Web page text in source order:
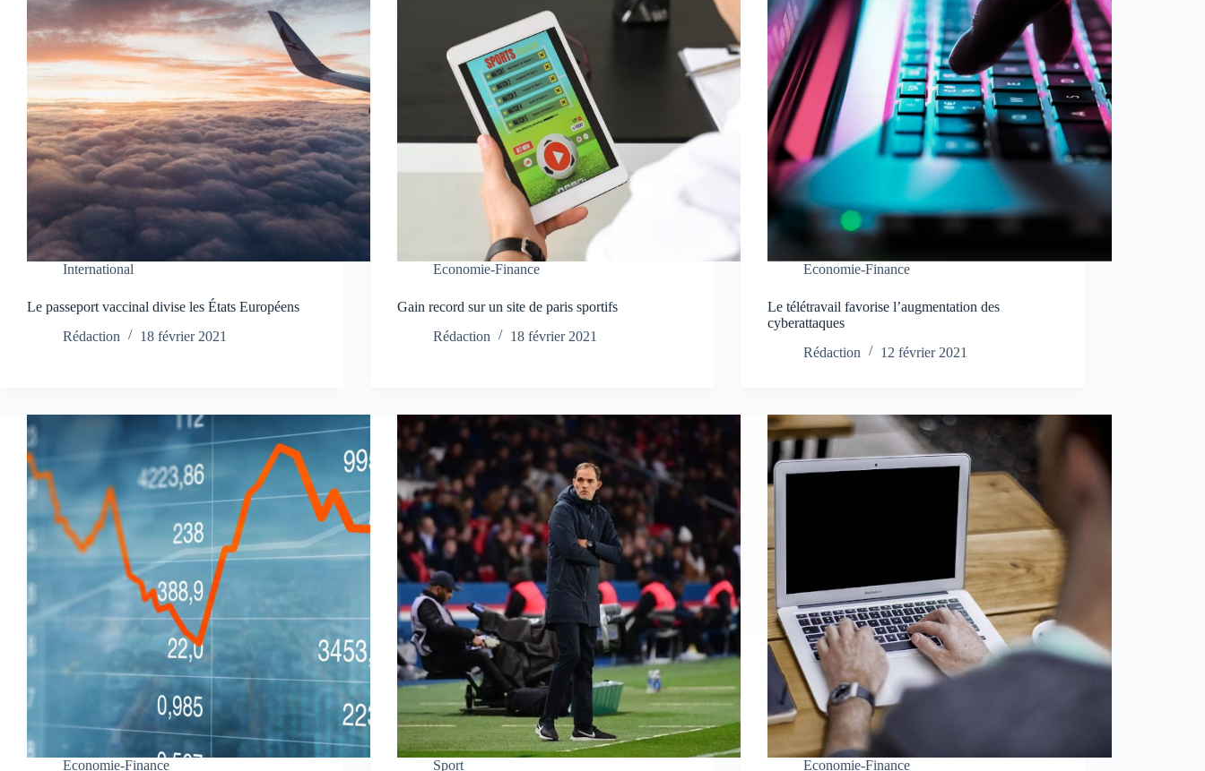
International
Le passeport vaccinal divise les États Européens
Rédaction
18 février 2021
Economie-Finance
Gain record sur un site de paris sportifs
Rédaction
18 février 2021
Economie-Finance
Le télétravail favorise l’augmentation des
cyberattaques
Rédaction
12 février 2021
Economie-Finance Sport Economie-Finance